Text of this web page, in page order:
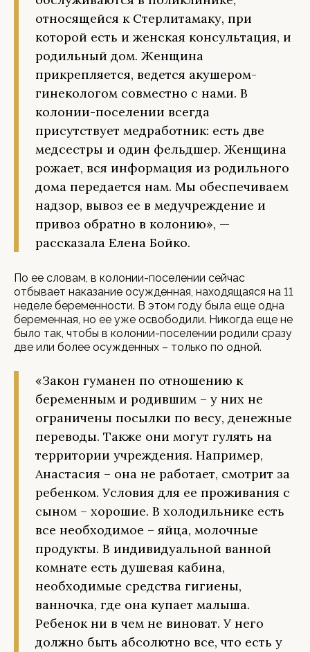
относящейся к Стерлитамаку, при
которой есть и женская консультация, и
родильный дом. Женщина
прикрепляется, ведется акушером-
гинекологом совместно с нами. В
колонии-поселении всегда
присутствует медработник: есть две
медсестры и один фельдшер. Женщина
рожает, вся информация из родильного
дома передается нам. Мы обеспечиваем
надзор, вывоз ее в медучреждение и
привоз обратно в колонию», —
рассказала Елена Бойко.
По ее словам, в колонии-поселении сейчас
отбывает наказание осужденная, находящаяся на 11
неделе беременности. В этом году была еще одна
беременная, но ее уже освободили. Никогда еще не
было так, чтобы в колонии-поселении родили сразу
две или более осужденных – только по одной.
«Закон гуманен по отношению к
беременным и родившим – у них не
ограничены посылки по весу, денежные
переводы. Также они могут гулять на
территории учреждения. Например,
Анастасия – она не работает, смотрит за
ребенком. Условия для ее проживания с
сыном – хорошие. В холодильнике есть
все необходимое – яйца, молочные
продукты. В индивидуальной ванной
комнате есть душевая кабина,
необходимые средства гигиены,
ванночка, где она купает малыша.
Ребенок ни в чем не виноват. У него
должно быть абсолютно все, что есть у